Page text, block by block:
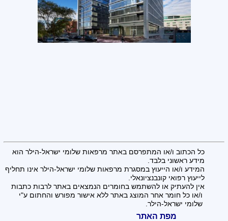
כל הכתוב ו/או המתפרסם באתר מרפאות שלומי ישראל-הילר הוא
מידע ראשוני בלבד.
המידע ו/או הייעוץ במסגרת מרפאות שלומי ישראל-הילר אינו תחליף
לייעוץ רפואי קונבנציונאלי.
אין להעתיק או להשתמש בחומרים הנמצאים באתר לרבות כתבות
ו/או כל חומר אחר המוצג באתר ללא אישור מפורש והחתום ע"י
שלומי ישראל-הילר.
מפת האתר